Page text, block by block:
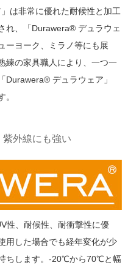
は非常に優れた耐候性と加工
れ、「Durawera® デュラウェ
ーヨーク、ミラノ等にも展
練の家具職人により、一つ一
Durawera® デュラウェア」
外線にも強い
性、耐候性、耐衝撃性に優
用した場合でも経年変化が少
ちします。-20℃から70℃と幅